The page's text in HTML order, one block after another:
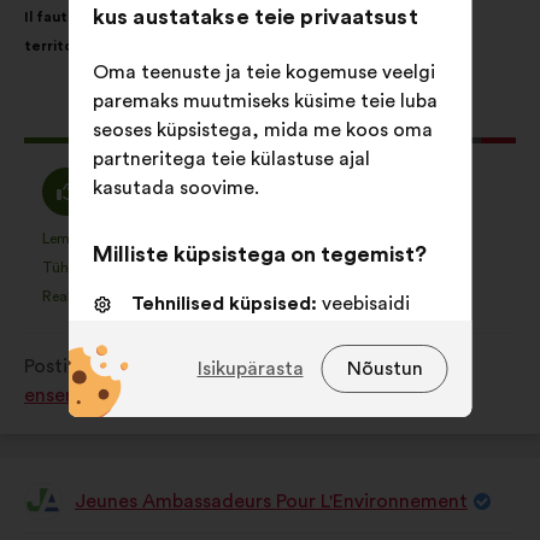
sisu:
Il faut adapter les mesures prises aux contraintes locales des
territoires
ettepaneku
jaotus:
Olen
nõus
:
65%
kvalifitseeriti
järgmiselt:
Lemmik
:korda
Tühine
korda
Realistlik
: 71
korda
See
kvalifitseeriti
järgmiselt:
korda
Ei saanud aru
:korda
Ükskõik
:korda
Postitamise koht
Comment protéger et restaurer
ensemble la biodiversité?
EttepanekuJeunes Ambassadeurs Pour L'Environnement
kus austatakse teie privaatsust
Oma teenuste ja teie kogemuse veelgi
paremaks muutmiseks küsime teie luba
seoses küpsistega, mida me koos oma
partneritega teie külastuse ajal
kasutada soovime.
Milliste küpsistega on tegemist?
Tehnilised küpsised: veebisaidi
Eelistusküpsised:küpsised
kodanikega konsulteerimiste
Nõustun
Isikupärasta